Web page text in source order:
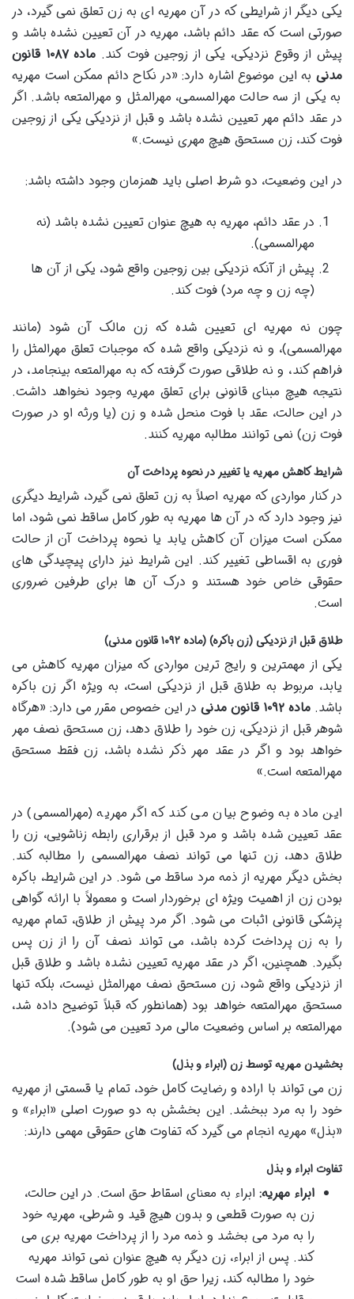
یکی دیگر از شرایطی که در آن مهریه ای به زن تعلق نمی گیرد، در
صورتی است که عقد دائم باشد، مهریه در آن تعیین نشده باشد و
پیش از وقوع نزدیکی، یکی از زوجین فوت کند.
ماده ۱۰۸۷ قانون
مدنی به این موضوع اشاره دارد: «در نکاح دائم ممکن است مهریه
به یکی از سه حالت مهرالمسمی، مهرالمثل و مهرالمتعه باشد. اگر
در عقد دائم مهر تعیین نشده باشد و قبل از نزدیکی یکی از زوجین
فوت کند، زن مستحق هیچ مهری نیست.»
در این وضعیت، دو شرط اصلی باید همزمان وجود داشته باشد:
در عقد دائم، مهریه به هیچ عنوان تعیین نشده باشد (نه
مهرالمسمی).
پیش از آنکه نزدیکی بین زوجین واقع شود، یکی از آن ها
(چه زن و چه مرد) فوت کند.
چون نه مهریه ای تعیین شده که زن مالک آن شود (مانند
مهرالمسمی)، و نه نزدیکی واقع شده که موجبات تعلق مهرالمثل را
فراهم کند، و نه طلاقی صورت گرفته که به مهرالمتعه بینجامد، در
نتیجه هیچ مبنای قانونی برای تعلق مهریه وجود نخواهد داشت.
در این حالت، عقد با فوت منحل شده و زن (یا ورثه او در صورت
فوت زن) نمی توانند مطالبه مهریه کنند.
شرایط کاهش مهریه یا تغییر در نحوه پرداخت آن
در کنار مواردی که مهریه اصلاً به زن تعلق نمی گیرد، شرایط دیگری
نیز وجود دارد که در آن ها مهریه به طور کامل ساقط نمی شود، اما
ممکن است میزان آن کاهش یابد یا نحوه پرداخت آن از حالت
فوری به اقساطی تغییر کند. این شرایط نیز دارای پیچیدگی های
حقوقی خاص خود هستند و درک آن ها برای طرفین ضروری
است.
طلاق قبل از نزدیکی (زن باکره) (ماده ۱۰۹۲ قانون مدنی)
یکی از مهمترین و رایج ترین مواردی که میزان مهریه کاهش می
یابد، مربوط به طلاق قبل از نزدیکی است، به ویژه اگر زن باکره
باشد. ماده ۱۰۹۲ قانون مدنی
در این خصوص مقرر می دارد: «هرگاه
شوهر قبل از نزدیکی، زن خود را طلاق دهد، زن مستحق نصف مهر
خواهد بود و اگر در عقد مهر ذکر نشده باشد، زن فقط مستحق
مهرالمتعه است.»
این ماده به وضوح بیان می کند که اگر مهریه (مهرالمسمی) در
عقد تعیین شده باشد و مرد قبل از برقراری رابطه زناشویی، زن را
طلاق دهد، زن تنها می تواند نصف مهرالمسمی را مطالبه کند.
بخش دیگر مهریه از ذمه مرد ساقط می شود. در این شرایط، باکره
بودن زن از اهمیت ویژه ای برخوردار است و معمولاً با ارائه گواهی
پزشکی قانونی اثبات می شود. اگر مرد پیش از طلاق، تمام مهریه
را به زن پرداخت کرده باشد، می تواند نصف آن را از زن پس
بگیرد. همچنین، اگر در عقد مهریه تعیین نشده باشد و طلاق قبل
از نزدیکی واقع شود، زن مستحق نصف مهرالمثل نیست، بلکه تنها
مستحق مهرالمتعه خواهد بود (همانطور که قبلاً توضیح داده شد،
مهرالمتعه بر اساس وضعیت مالی مرد تعیین می شود).
بخشیدن مهریه توسط زن (ابراء و بذل)
زن می تواند با اراده و رضایت کامل خود، تمام یا قسمتی از مهریه
خود را به مرد ببخشد. این بخشش به دو صورت اصلی «ابراء» و
«بذل» مهریه انجام می گیرد که تفاوت های حقوقی مهمی دارند:
تفاوت ابراء و بذل
ابراء مهریه: ابراء به معنای اسقاط حق است. در این حالت،
زن به صورت قطعی و بدون هیچ قید و شرطی، مهریه خود
را به مرد می بخشد و ذمه مرد را از پرداخت مهریه بری می
کند. پس از ابراء، زن دیگر به هیچ عنوان نمی تواند مهریه
خود را مطالبه کند، زیرا حق او به طور کامل ساقط شده است